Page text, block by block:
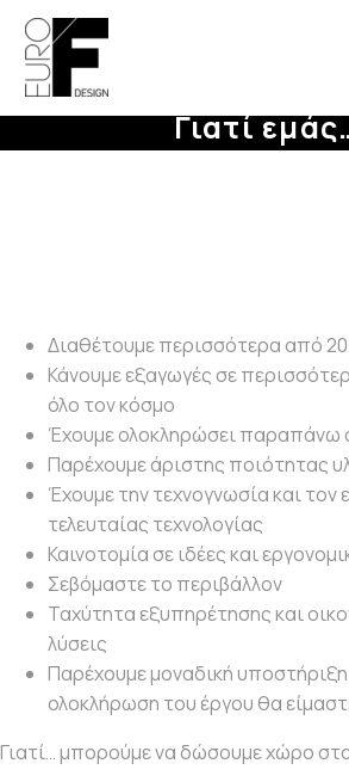
English
Γιατί
Διαθέτουμε περισσότερα από 20
Κάνουμε εξαγωγές σε
όλο τον κόσμο
Έχουμε ολοκληρώσει παραπάνω
Παρέχουμε άριστης ποιότητας
Έχουμε την τεχνογνωσία και τον
τελευταίας τεχνολογίας
Καινοτομία σε ιδέες και
Σεβόμαστε το περιβάλλον
Ταχύτητα εξυπηρέτησης και
λύσεις
Παρέχουμε μοναδική υποστήριξη
ολοκλήρωση του έργου θα
Γιατί… μπορούμε να δώσουμε χώρο